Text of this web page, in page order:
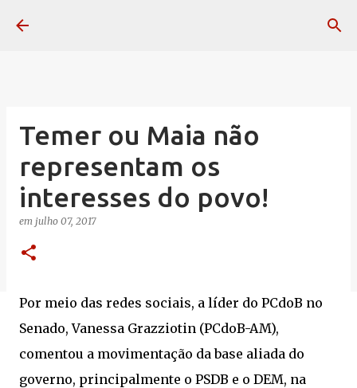
Temer ou Maia não
representam os
interesses do povo!
em julho 07, 2017
Por meio das redes sociais, a líder do PCdoB no
Senado, Vanessa Grazziotin (PCdoB-AM),
comentou a movimentação da base aliada do
governo, principalmente o PSDB e o DEM, na